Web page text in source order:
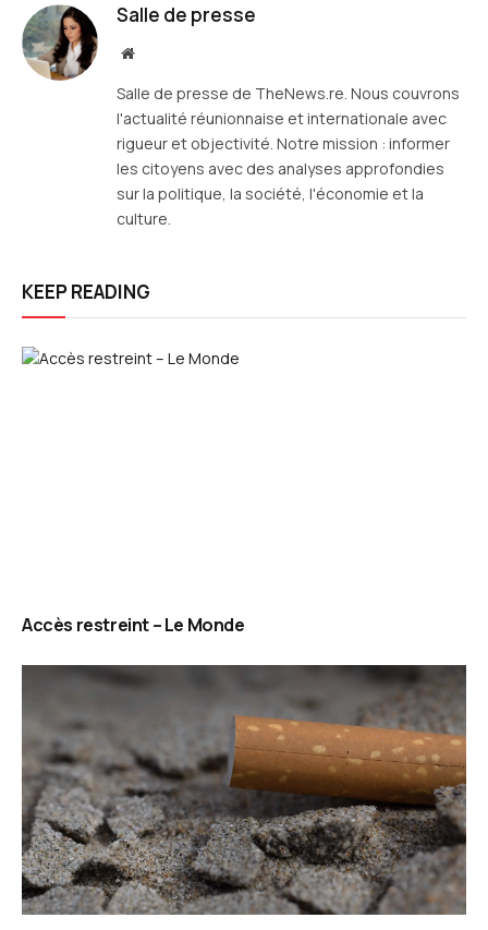
Salle de presse
Site
Salle de presse de TheNews.re. Nous couvrons
l'actualité réunionnaise et internationale avec
rigueur et objectivité. Notre mission : informer
les citoyens avec des analyses approfondies
sur la politique, la société, l'économie et la
culture.
KEEP READING
Accès restreint – Le Monde